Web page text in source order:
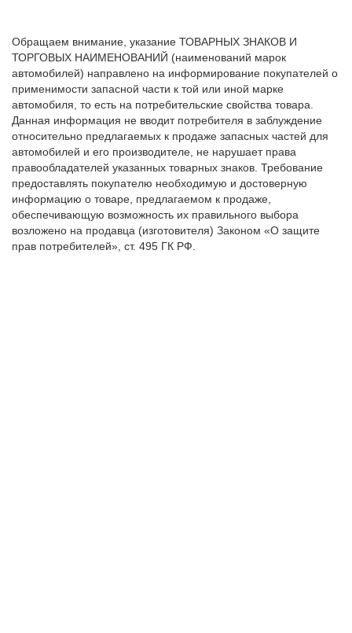
Обращаем внимание, указание ТОВАРНЫХ ЗНАКОВ И
ТОРГОВЫХ НАИМЕНОВАНИЙ (наименований марок
автомобилей) направлено на информирование покупателей о
применимости запасной части к той или иной марке
автомобиля, то есть на потребительские свойства товара.
Данная информация не вводит потребителя в заблуждение
относительно предлагаемых к продаже запасных частей для
автомобилей и его производителе, не нарушает права
правообладателей указанных товарных знаков. Требование
предоставлять покупателю необходимую и достоверную
информацию о товаре, предлагаемом к продаже,
обеспечивающую возможность их правильного выбора
возложено на продавца (изготовителя) Законом «О защите
прав потребителей», ст. 495 ГК РФ.